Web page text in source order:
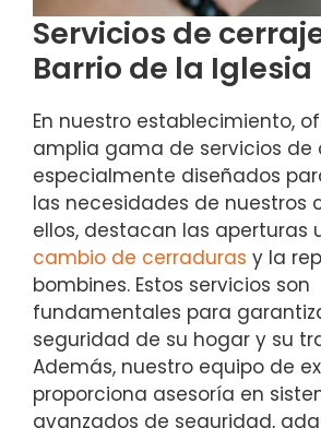
Servicios de
Barrio de la Iglesia
En nuestro establecimiento,
amplia gama de servicios de
especialmente diseñados
las necesidades de nuestros
ellos, destacan las aperturas
cambio de cerraduras y la
bombines. Estos servicios son
fundamentales para
seguridad de su hogar y su
Además, nuestro equipo de
proporciona asesoría en
avanzados de seguridad,